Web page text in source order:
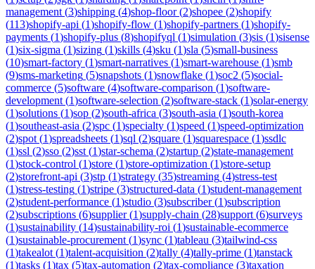
management (3)shipping (4)shop-floor(2)shopee (2)shopify
(113)shopify-api (1)shopify-flow (1)shopify-partners (1)shopify-
payments (1)shopify-plus (8)shopifyql (1)simulation (3)sis (1)sisense
(1)six-sigma (1)sizing (1)skills (4)sku (1)sla (5)small-business
(10)smart-factory (1)smart-narratives (1)smart-warehouse (1)smb
(9)sms-marketing (5)snapshots (1)snowflake (1)soc2 (5)social-
commerce (5)software (4)software-comparison (1)software-
development (1)software-selection (2)software-stack (1)solar-energy
(1)solutions (1)sop (2)south-africa (3)south-asia (1)south-korea
(1)southeast-asia (2)spc (1)specialty (1)speed (1)speed-optimization
(2)spot (1)spreadsheets (1)sql (2)square (1)squarespace (1)ssdlc
(1)ssl (2)sso (2)sst (1)star-schema (2)startup (2)state-management
(1)stock-control (1)store (1)store-optimization (1)store-setup
(2)storefront-api (3)stp (1)strategy (35)streaming (4)stress-test
(1)stress-testing (1)stripe (3)structured-data (1)student-management
(2)student-performance (1)studio (3)subscriber(1)subscription
(2)subscriptions (6)supplier(1)supply-chain (28)support (6)surveys
(1)sustainability (14)sustainability-roi (1)sustainable-ecommerce
(1)sustainable-procurement (1)sync (1)tableau (3)tailwind-css
(1)takealot (1)talent-acquisition (2)tally (4)tally-prime (1)tanstack
(1)tasks (1)tax (5)tax-automation (2)tax-compliance (3)taxation